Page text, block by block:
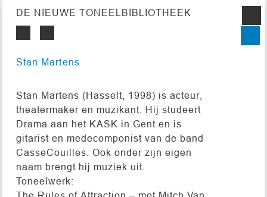
DE NIEUWE TONEELBIBLIOTHEEK
Stan Martens
Stan Martens (Hasselt, 1998) is acteur,
theatermaker en muzikant. Hij studeert
Drama aan het KASK in Gent en is
gitarist en medecomponist van de band
CasseCouilles. Ook onder zijn eigen
naam brengt hij muziek uit.
Toneelwerk: